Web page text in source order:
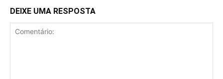
DEIXE UMA RESPOSTA